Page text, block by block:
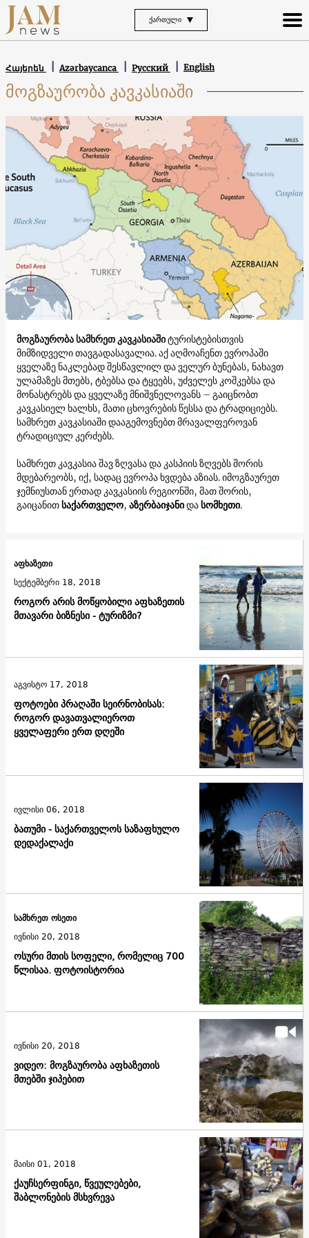
ᲥᲐᲠᲗᲣᲚᲘ
Հայերեն Azərbaycanca Русский English
მოგზაურობა კავკასიაში
მოგზაურობა სამხრეთ კავკასიაშიტურისტებისთვის
მიმზიდველი თავგადასავალია. აქ აღმოაჩენთ ევროპაში
ყველაზე ნაკლებად შესწავლილ და ველურ ბუნებას, ნახავთ
ულამაზეს მთებს, ტბებსა და ტყეებს, უძველეს კოშკებსა და
მონასტრებს და ყველაზე მნიშვნელოვანს – გაიცნობთ
კავკასიელ ხალხს, მათი ცხოვრების წესსა და ტრადიციებს.
სამხრეთ კავკასიაში დააგემოვნებთ მრავალფეროვან
ტრადიციულ კერძებს.
სამხრეთ კავკასია შავ ზღვასა და კასპიის ზღვებს შორის
მდებარეობს, იქ, სადაც ევროპა ხვდება აზიას. იმოგზაურეთ
ჯემნიუსთან ერთად კავკასიის რეგიონში, მათ შორის,
გაიცანითსაქართველო, აზერბაიჯანიდასომხეთი.
როგორ არის მოწყობილი აფხაზეთის
მთავარი ბიზნესი - ტურიზმი?
აფხაზეთი
სექტემბერი 18, 2018
ფოტოები პრაღაში სეირნობისას:
როგორ დავათვალიეროთ
ყველაფერი ერთ დღეში
აგვისტო 17, 2018
ბათუმი - საქართველოს საზაფხულო
დედაქალაქი
ივლისი 06, 2018
ოსური მთის სოფელი, რომელიც 700
წლისაა. ფოტოისტორია
სამხრეთ ოსეთი
ივნისი 20, 2018
ვიდეო: მოგზაურობა აფხაზეთის
მთებში ჯიპებით
ივნისი 20, 2018
ქაუჩსერფინგი, წვეულებები,
შაბლონების მსხვრევა
მაისი 01, 2018